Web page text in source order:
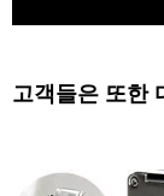
고객들은 또한